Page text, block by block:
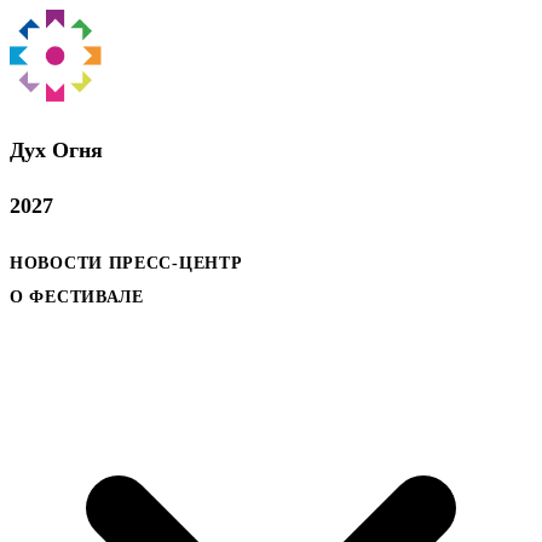
Дух Oгня
2027
НОВОСТИ ПРЕСС-ЦЕНТР
О ФЕСТИВАЛЕ